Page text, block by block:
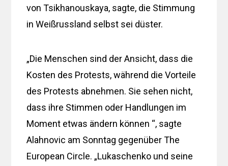
von Tsikhanouskaya, sagte, die Stimmung
in Weißrussland selbst sei düster.
„Die Menschen sind der Ansicht, dass die
Kosten des Protests, während die Vorteile
des Protests abnehmen. Sie sehen nicht,
dass ihre Stimmen oder Handlungen im
Moment etwas ändern können “, sagte
Alahnovic am Sonntag gegenüber The
European Circle. „Lukaschenko und seine